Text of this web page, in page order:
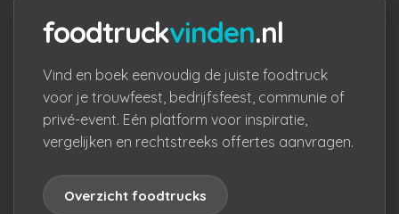
foodtruckvinden.nl
Vind en boek eenvoudig de juiste foodtruck
voor je trouwfeest, bedrijfsfeest, communie of
privé-event. Eén platform voor inspiratie,
vergelijken en rechtstreeks offertes aanvragen.
Overzicht foodtrucks